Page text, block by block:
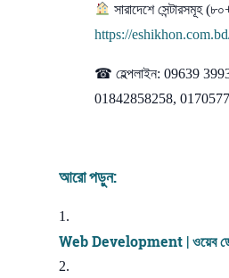
সারাদেশে সেন্টারসমূহ
https://
☎ হেল্পলাইন: 09639
01842858258,
আরো পড়ুন:
Web Development | ওয়েব